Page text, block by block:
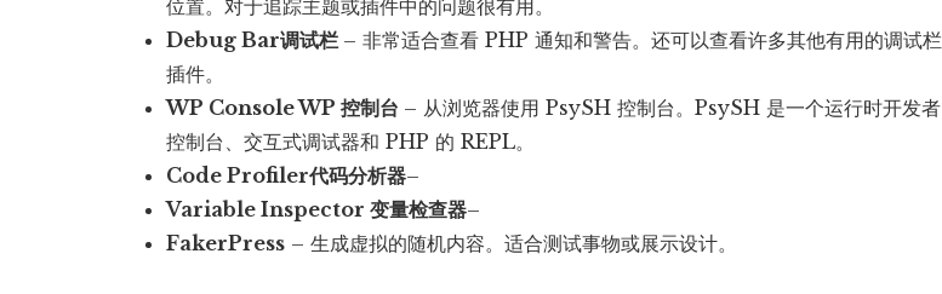
位置。对于追踪主题或插件中的问题很有用。
Debug Bar调试栏 – 非常适合查看 PHP 通知和警告。还可以查看许多其他有用的调试栏
插件。
WP Console WP 控制台 – 从浏览器使用 PsySH 控制台。PsySH 是一个运行时开发者
控制台、交互式调试器和 PHP 的 REPL。
Code Profiler代码分析器–
Variable Inspector 变量检查器–
FakerPress – 生成虚拟的随机内容。适合测试事物或展示设计。